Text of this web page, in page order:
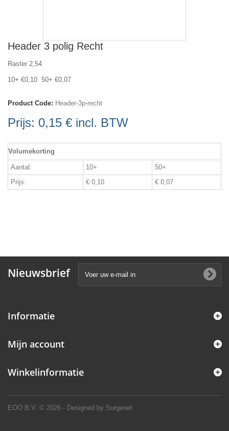
Header 3 polig Recht
Raster 2,54
10+ €0,10 50+ €0,07
Product Code: Header-3p-recht
Prijs: 0,15 € incl. BTW
Volumekorting
Aantal: 10+
50+
Prijs:
€ 0,10 € 0,07
Nieuwsbrief
Informatie
EOO B.V. © 2026 - Designed by Surgenet
Mijn account
Winkelinformatie